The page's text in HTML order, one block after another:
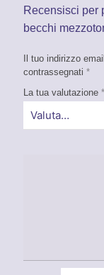
Recensisci per
becchi
Il tuo indirizzo
contrassegnati *
La tua valutazione *